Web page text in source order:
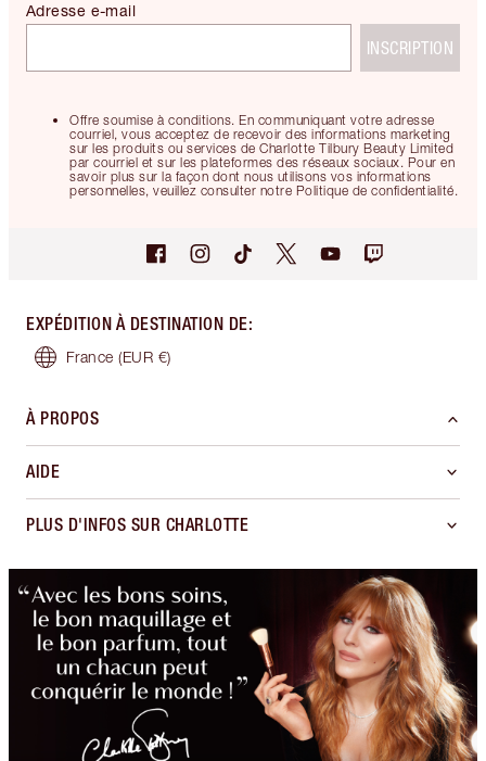
Offre soumise à conditions. En communiquant votre adresse
courriel, vous acceptez de recevoir des informations marketing
sur les produits ou services de Charlotte Tilbury Beauty Limited
par courriel et sur les plateformes des réseaux sociaux. Pour en
savoir plus sur la façon dont nous utilisons vos informations
personnelles, veuillez consulter notre Politique de confidentialité.
Adresse e-mail
INSCRIPTION
EXPÉDITION À DESTINATION DE:
France (EUR €)
À PROPOS
AIDE
PLUS D'INFOS SUR CHARLOTTE